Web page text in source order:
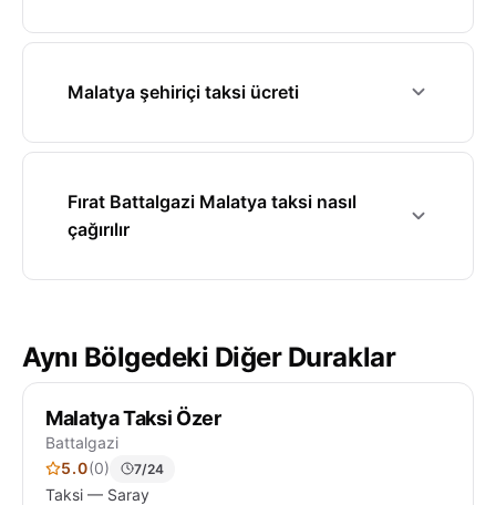
Malatya şehiriçi taksi ücreti
Fırat Battalgazi Malatya taksi nasıl
çağırılır
Aynı Bölgedeki Diğer Duraklar
Malatya Taksi Özer
Battalgazi
5.0(0) 7/24
Taksi — Saray